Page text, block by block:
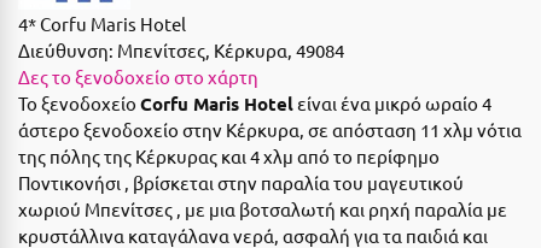
Γλυφάδα
Γρεβενά
Γύθειο
Δ
Δελφοί
4* Corfu Maris Hotel
Διεύθυνση: Μπενίτσες, Κέρκυρα, 49084
Δες το ξενοδοχείο στο χάρτη
Το ξενοδοχείο Corfu Maris Hotelείναι ένα μικρό ωραίο 4
άστερο ξενοδοχείο στην Κέρκυρα, σε απόσταση 11 χλμ νότια
της πόλης της Κέρκυρας και 4 χλμ από το περίφημο
Ποντικονήσι , βρίσκεται στην παραλία του μαγευτικού
χωριού Μπενίτσες , με μια βοτσαλωτή και ρηχή παραλία με
κρυστάλλινα καταγάλανα νερά, ασφαλή για τα παιδιά και